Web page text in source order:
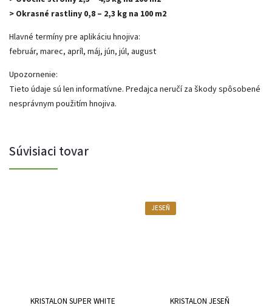
> Okrasné rastliny 0,8 – 2,3 kg na 100 m2
Hlavné termíny pre aplikáciu hnojiva:
február, marec, apríl, máj, jún, júl, august
Upozornenie:
Tieto údaje sú len informatívne. Predajca neručí za škody spôsobené
nesprávnym použitím hnojiva.
Súvisiaci tovar
KRISTALON SUPER WHITE
JESEŇ
KRISTALON JESEŇ